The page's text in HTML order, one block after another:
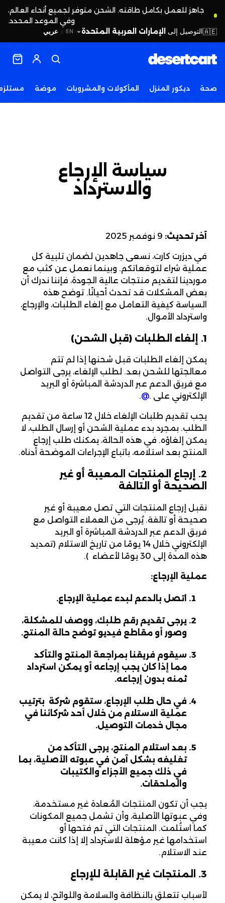
جاهز للعمل بكامل طاقته. الشحن متوفر لجميع أنحاء العالم،
وفي الموعد المحدد.
EN
| عربي 🇦🇪التوصيل إلى الإمارات العربية المتحدة
صحة ديكور المنزل المأكولات والمشروبات موضة
سياسة الإرجاع
والاسترداد
آخر تحديث:
في ديزرت كارت، نسعى جاهدين لضمان تلبية كل
عملية شراء لتوقعاتكم. وبينما نعمل عن كثب مع
موردينا لتقديم منتجات عالية الجودة، فإننا ندرك أن
بعض المشكلات قد تحدث أحيانًا. توضح هذه
السياسة كيفية التعامل مع إلغاء الطلبات، والإرجاع،
واسترداد الأموال.
1. إلغاء الطلبات (قبل الشحن)
يمكن إلغاء الطلبات قبل شحنها إذا لم تتم
معالجتها للشحن بعد. لطلب الإلغاء، يرجى التواصل
مع فريق الدعم عبر الدردشة المباشرة أو البريد
الإلكتروني على support@desertcart.com
.
يجب تقديم طلبات الإلغاء خلال 12 ساعة من تقديم
الطلب. بمجرد بدء عملية الشحن أو إرسال الطلب، لا
يمكن إلغاؤه. في هذه الحالة، يمكنك طلب إرجاع
المنتج بعد استلامه، باتباع الإجراءات الموضحة أدناه.
2. إرجاع المنتجات المعيبة أو غير
الصحيحة أو التالفة
نقبل إرجاع المنتجات التي تصل معيبة أو غير
صحيحة أو تالفة. يُرجى من العملاء التواصل مع
فريق الدعم عبر الدردشة المباشرة أو البريد
الإلكتروني خلال 14 يومًا من تاريخ الاستلام (تمديد
هذه المدة إلى 30 يومًا لأعضاء Desertcart Pro).
عملية الإرجاع:
اتصل بالدعم لبدء عملية الإرجاع.
يرجى تقديم رقم طلبك، ووصف للمشكلة،
وصور أو مقاطع فيديو توضح حالة المنتج.
سيقوم فريقنا بمراجعة المنتج والتأكد
مما إذا كان يجب إرجاعه أو يمكن استرداد
ثمنه بدون إرجاعه.
في حال طلب الإرجاع، ستقوم شركة Desertcart بترتيب
عملية الاستلام من خلال أحد شركائنا في
مجال خدمات التوصيل.
بعد استلام المنتج، يرجى التأكد من
تغليفه بشكل آمن في عبوته الأصلية، بما
في ذلك جميع الأجزاء والكتيبات
والملحقات.
يجب أن تكون المنتجات المُعادة غير مستخدمة،
وفي عبوتها الأصلية، وأن تشمل جميع المكونات
كما استُلمت. المنتجات التي تم فتحها أو
استخدامها غير مؤهلة للاسترداد إلا إذا كانت معيبة
عند الاستلام.
3. المنتجات غير القابلة للإرجاع
لأسباب تتعلق بالنظافة والسلامة واللوائح، لا يمكن